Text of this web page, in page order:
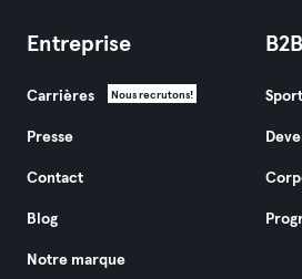
Entreprise
Carrières Nous recrutons!
Presse
Contact
Blog
Notre marque
B2B